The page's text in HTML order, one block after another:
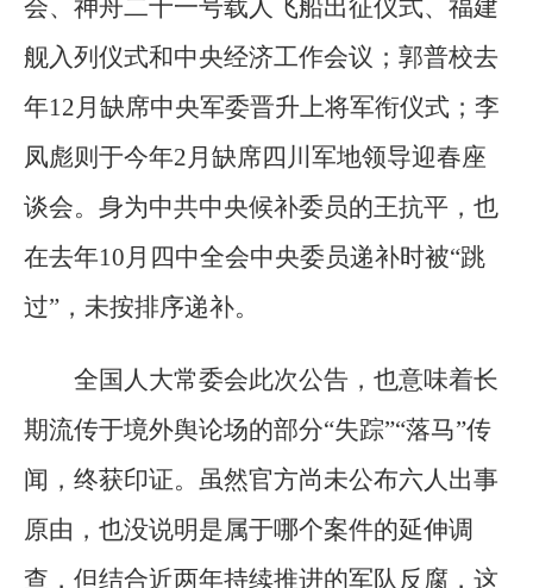
会、神舟二十一号载人飞船出征仪式、福建
舰入列仪式和中央经济工作会议；郭普校去
年12月缺席中央军委晋升上将军衔仪式；李
凤彪则于今年2月缺席四川军地领导迎春座
谈会。身为中共中央候补委员的王抗平，也
在去年10月四中全会中央委员递补时被“跳
过”，未按排序递补。
全国人大常委会此次公告，也意味着长
期流传于境外舆论场的部分“失踪”“落马”传
闻，终获印证。虽然官方尚未公布六人出事
原由，也没说明是属于哪个案件的延伸调
查，但结合近两年持续推进的军队反腐，这